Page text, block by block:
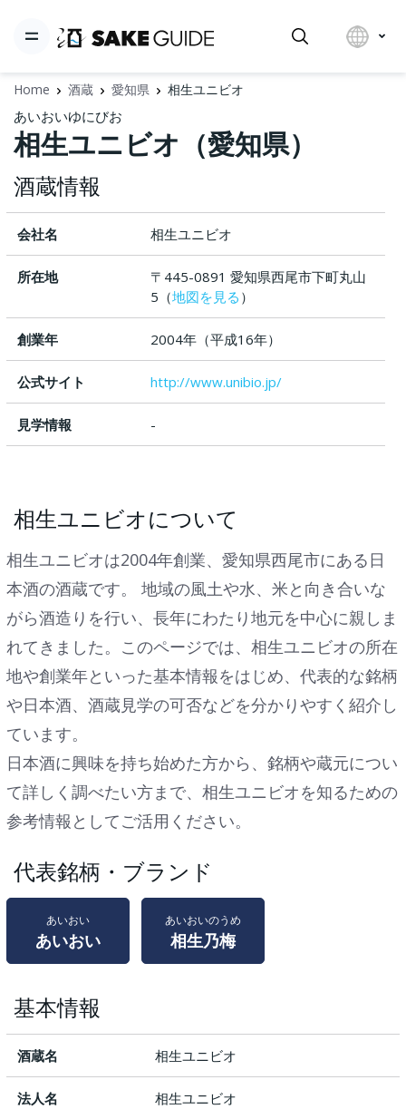
Home 酒蔵 愛知県 相生ユニビオ
あいおいゆにびお
相生ユニビオ（愛知県）
酒蔵情報
会社名 相生ユニビオ
所在地
〒445-0891 愛知県西尾市下町丸山
5（地図を見る ）
創業年 2004年（平成16年）
公式サイト http://www.unibio.jp/
見学情報 -
相生ユニビオについて
相生ユニビオは2004年創業、愛知県西尾市にある日
本酒の酒蔵です。 地域の風土や水、米と向き合いな
がら酒造りを行い、長年にわたり地元を中心に親しま
れてきました。このページでは、相生ユニビオの所在
地や創業年といった基本情報をはじめ、代表的な銘柄
や日本酒、酒蔵見学の可否などを分かりやすく紹介し
ています。
日本酒に興味を持ち始めた方から、銘柄や蔵元につい
て詳しく調べたい方まで、相生ユニビオを知るための
参考情報としてご活用ください。
代表銘柄・ブランド
あいおい
あいおい
あいおいのうめ
相生乃梅
基本情報
酒蔵名 相生ユニビオ
法人名 相生ユニビオ